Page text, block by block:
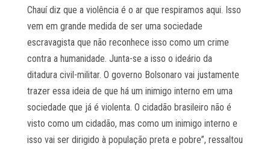
Chauí diz que a violência é o ar que respiramos aqui. Isso
vem em grande medida de ser uma sociedade
escravagista que não reconhece isso como um crime
contra a humanidade. Junta-se a isso o ideário da
ditadura civil-militar. O governo Bolsonaro vai justamente
trazer essa ideia de que há um inimigo interno em uma
sociedade que já é violenta. O cidadão brasileiro não é
visto como um cidadão, mas como um inimigo interno e
isso vai ser dirigido à população preta e pobre”, ressaltou